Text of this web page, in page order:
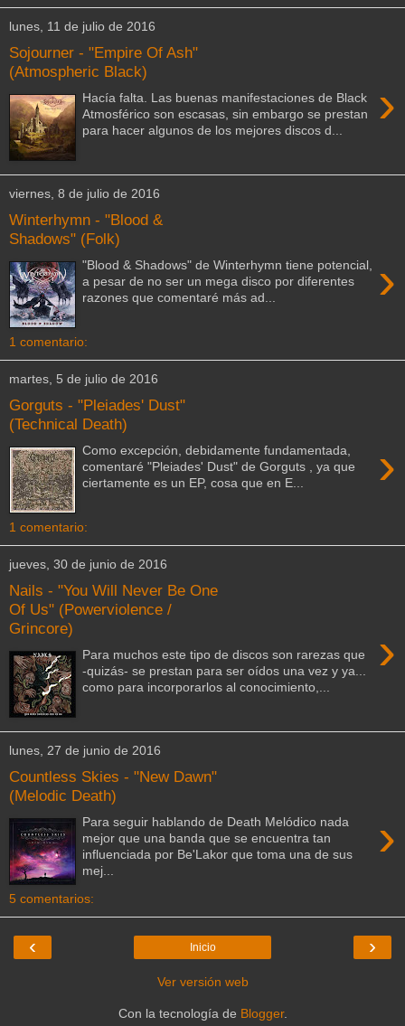
lunes, 11 de julio de 2016
Sojourner - "Empire Of Ash"
(Atmospheric Black)
›
Hacía falta. Las buenas manifestaciones de Black
Atmosférico son escasas, sin embargo se prestan
para hacer algunos de los mejores discos d...
viernes, 8 de julio de 2016
Winterhymn - "Blood &
Shadows" (Folk)
›
"Blood & Shadows" de Winterhymn tiene potencial,
a pesar de no ser un mega disco por diferentes
razones que comentaré más ad...
1 comentario:
martes, 5 de julio de 2016
Gorguts - "Pleiades' Dust"
(Technical Death)
›
Como excepción, debidamente fundamentada,
comentaré "Pleiades' Dust" de Gorguts , ya que
ciertamente es un EP, cosa que en E...
1 comentario:
jueves, 30 de junio de 2016
Nails - "You Will Never Be One
Of Us" (Powerviolence /
Grincore)
›
Para muchos este tipo de discos son rarezas que
-quizás- se prestan para ser oídos una vez y ya...
como para incorporarlos al conocimiento,...
lunes, 27 de junio de 2016
Countless Skies - "New Dawn"
(Melodic Death)
›
Para seguir hablando de Death Melódico nada
mejor que una banda que se encuentra tan
influenciada por Be'Lakor que toma una de sus
mej...
5 comentarios:
‹ ›
Inicio
Ver versión web
Con la tecnología de Blogger.